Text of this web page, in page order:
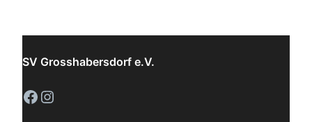
SV Grosshabersdorf e.V.
Facebook Instagram